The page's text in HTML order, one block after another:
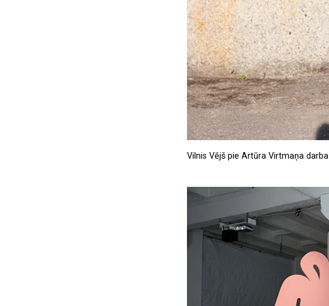
Vilnis Vējš pie Artūra Virtmaņa darba